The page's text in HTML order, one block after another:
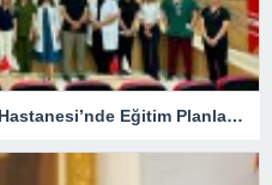
Kırklareli Eğitim ve Araştırma Hastanesi’nde Eğitim Planlaması Masaya Yatırıldı